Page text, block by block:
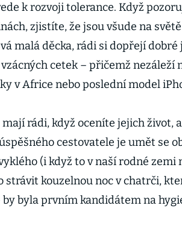
k rozvoji tolerance. Když
zjistíte, že jsou všude na
malá děcka, rádi si dopřejí dobré
cetek – přičemž nezáleží
v Africe nebo poslední model
rádi, když oceníte jejich život,
cestovatele je umět se
(i když to v naší rodné zemi
strávit kouzelnou noc v chatrči,
by byla prvním kandidátem na